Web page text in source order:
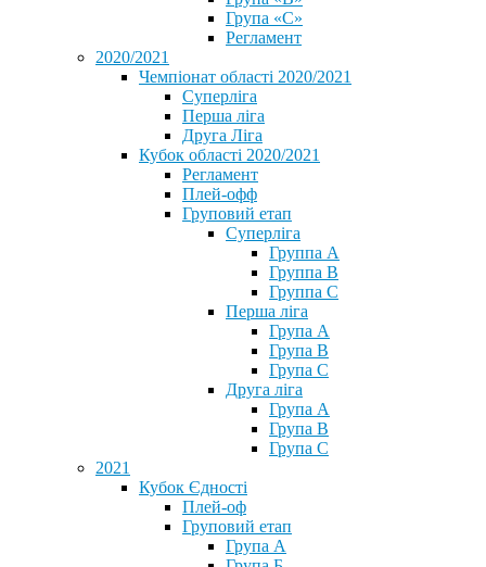
Група «C»
Регламент
2020/2021
Чемпіонат області 2020/2021
Суперліга
Перша ліга
Друга Ліга
Кубок області 2020/2021
Регламент
Плей-офф
Груповий етап
Суперліга
Группа A
Группа B
Группа C
Перша ліга
Група A
Група B
Група C
Друга ліга
Група A
Група B
Група C
2021
Кубок Єдності
Плей-оф
Груповий етап
Група А